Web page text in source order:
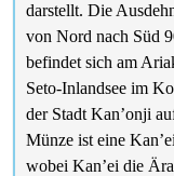
darstellt. Die
von Nord nach Süd
befindet sich am
Seto-Inlandsee im
der Stadt Kan’onji
Münze ist eine
wobei Kan’ei die